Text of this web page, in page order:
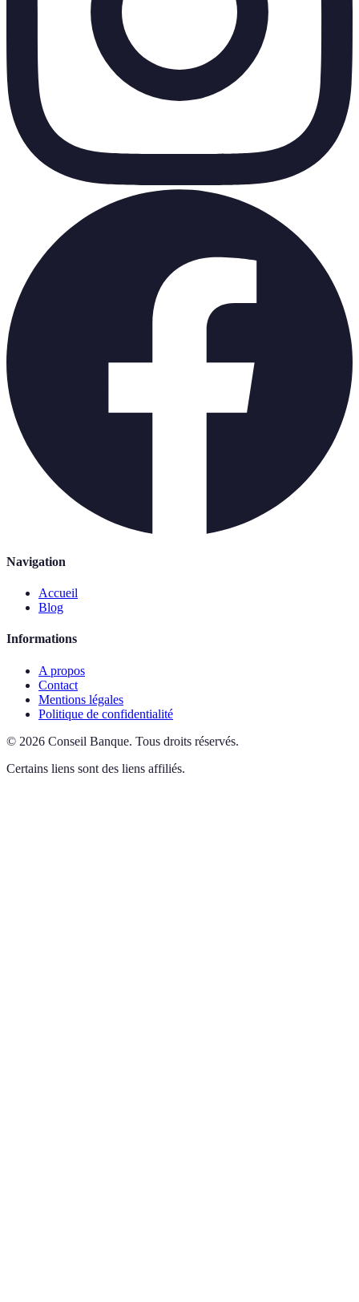
Navigation
Accueil
Blog
Informations
A propos
Contact
Mentions légales
Politique de confidentialité
© 2026 Conseil Banque. Tous droits réservés.
Certains liens sont des liens affiliés.